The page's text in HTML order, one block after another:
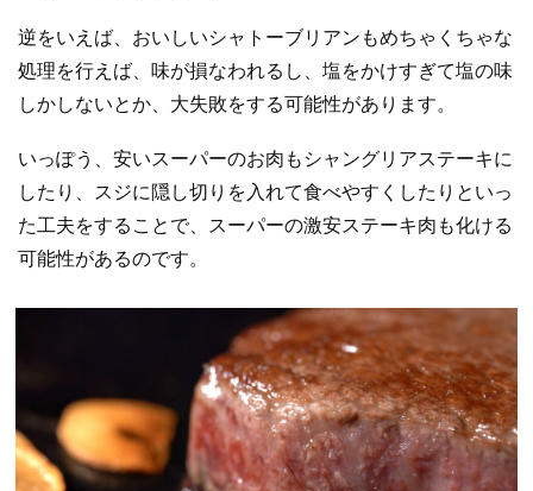
逆をいえば、おいしいシャトーブリアンもめちゃくちゃな
処理を行えば、味が損なわれるし、塩をかけすぎて塩の味
しかしないとか、大失敗をする可能性があります。
いっぽう、安いスーパーのお肉もシャングリアステーキに
したり、スジに隠し切りを入れて食べやすくしたりといっ
た工夫をすることで、スーパーの激安ステーキ肉も化ける
可能性があるのです。